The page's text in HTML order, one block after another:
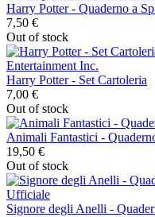
Harry Potter - Quaderno a
7,50 €
Out of stock
Harry Potter - Set Cartoleria
7,00 €
Out of stock
Animali Fantastici -
19,50 €
Out of stock
Signore degli Anelli -